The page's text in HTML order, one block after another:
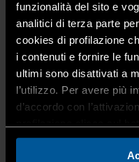
funzionalità del sito e
analitici di terza parte
cookies di profilazione
i contenuti e fornire le
ultimi sono disattivati a
l’utilizzo. Per avere più
d’accordo con
Saluti
Davide Macchi–
Impianti
Barbara Ramaioli
Carpenteria
Leonardo